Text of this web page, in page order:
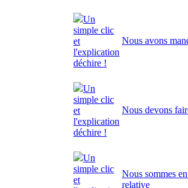
Un
simple clic
et
l'explication
déchire !
Nous avons
Un
simple clic
et
l'explication
déchire !
Nous devons
Un
simple clic
et
Nous sommes
relative